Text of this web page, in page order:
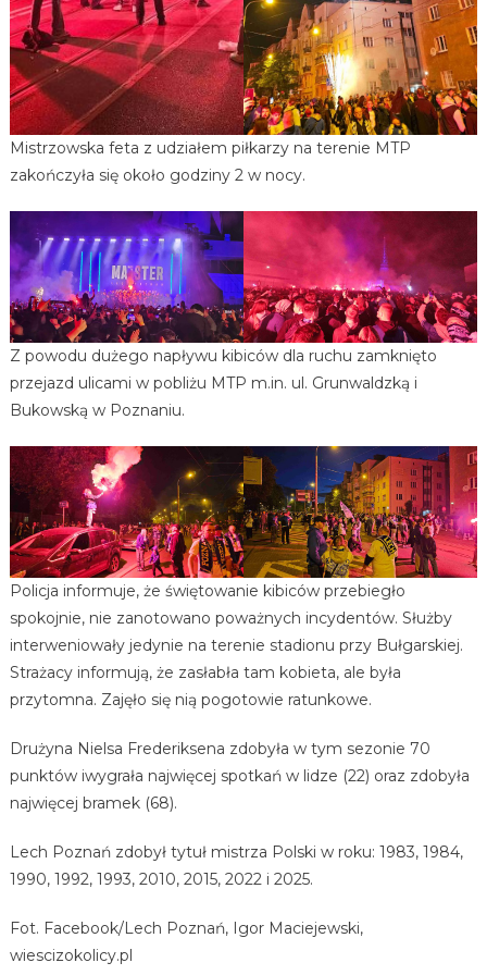
Mistrzowska feta z udziałem piłkarzy na terenie MTP
zakończyła się około godziny 2 w nocy.
Z powodu dużego napływu kibiców dla ruchu zamknięto
przejazd ulicami w pobliżu MTP m.in. ul. Grunwaldzką i
Bukowską w Poznaniu.
Policja informuje, że świętowanie kibiców przebiegło
spokojnie, nie zanotowano poważnych incydentów. Służby
interweniowały jedynie na terenie stadionu przy Bułgarskiej.
Strażacy informują, że zasłabła tam kobieta, ale była
przytomna. Zajęło się nią pogotowie ratunkowe.
Drużyna Nielsa Frederiksena zdobyła w tym sezonie 70
punktów iwygrała najwięcej spotkań w lidze (22) oraz zdobyła
najwięcej bramek (68).
Lech Poznań zdobył tytuł mistrza Polski w roku: 1983, 1984,
1990, 1992, 1993, 2010, 2015, 2022 i 2025.
Fot. Facebook/Lech Poznań, Igor Maciejewski,
wiescizokolicy.pl